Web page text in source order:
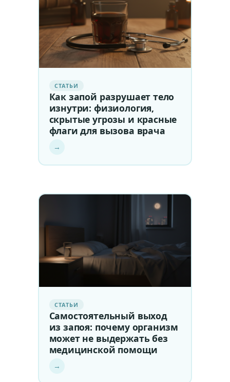
СТАТЬИ
Как запой разрушает тело
изнутри: физиология,
скрытые угрозы и красные
флаги для вызова врача
→
СТАТЬИ
Самостоятельный выход
из запоя: почему организм
может не выдержать без
медицинской помощи
→